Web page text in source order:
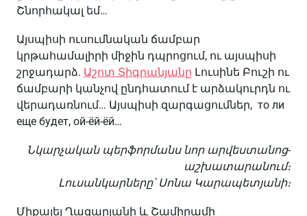
Շնորհակալ եմ…
Այսպիսի ուսումնական ճամբար
կրթահամալիրի միջին դպրոցում, ու այսպիսի
շրջադարձ. Աշոտ Տիգրանյանը Լուսինե Բուշի ու
ճամբարի կանչով ընդհատում է արձակուրդն ու
վերադառնում… Այսպիսի զարգացումներ, то ли
еще будет, ой-ёй-ёй…
Նկարչական պերֆորմանս նոր արվեստանոց-
աշխատարանում։
Լուսանկարները՝ Սոնա Կարապետյանի։
Միքայել Ղազարյանի և Շամիրամի